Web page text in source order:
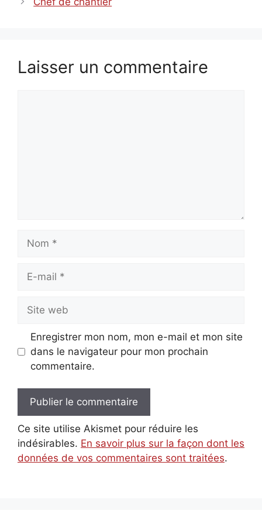
Laisser un commentaire
mail
web
Enregistrer mon nom, mon e-mail et mon site
dans le navigateur pour mon prochain
commentaire.
Ce site utilise Akismet pour réduire les
indésirables. En savoir plus sur la façon dont les
données de vos commentaires sont traitées.